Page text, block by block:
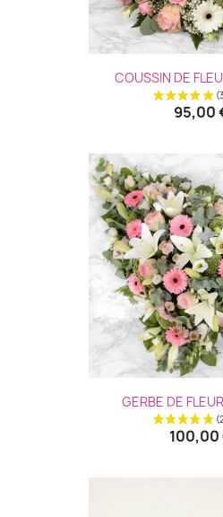
COUSSIN DE
95,00
GERBE DE
100,00